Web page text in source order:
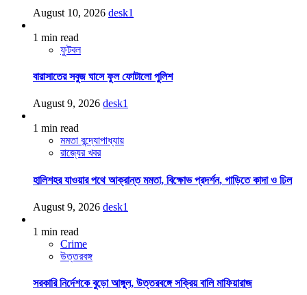
August 10, 2026 desk1
1 min read
ফুটবল
বারাসাতের সবুজ ঘাসে ফুল ফোটালো পুলিশ
August 9, 2026 desk1
1 min read
মমতা বন্দ্যোপাধ্যায়
রাজ্যের খবর
হালিশহর যাওয়ার পথে আক্রান্ত মমতা, বিক্ষোভ প্রদর্শন, গাড়িতে কাদা ও ঢিল
August 9, 2026 desk1
1 min read
Crime
উত্তরবঙ্গ
সরকারি নির্দেশকে বুড়ো আঙ্গুল, উত্তরবঙ্গে সক্রিয় বালি মাফিয়ারাজ